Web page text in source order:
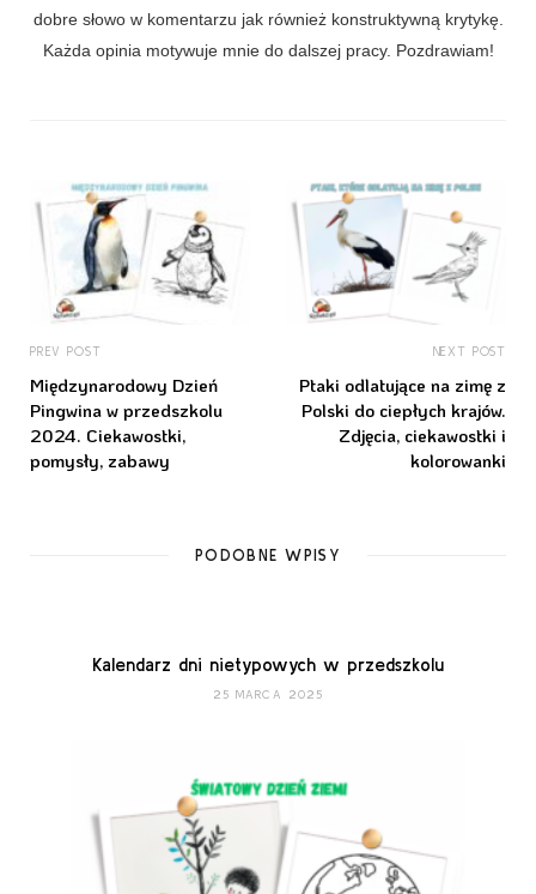
dobre słowo w komentarzu jak również konstruktywną krytykę.
Każda opinia motywuje mnie do dalszej pracy. Pozdrawiam!
PREV POST
Międzynarodowy Dzień
Pingwina w przedszkolu
2024. Ciekawostki,
pomysły, zabawy
NEXT POST
Ptaki odlatujące na zimę z
Polski do ciepłych krajów.
Zdjęcia, ciekawostki i
kolorowanki
PODOBNE WPISY
Kalendarz dni nietypowych w przedszkolu
25 MARCA 2025